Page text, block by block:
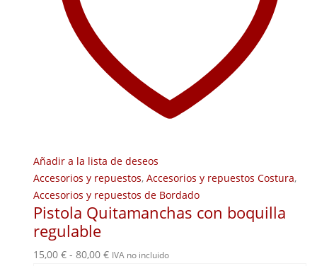
Añadir a la lista de deseos
Accesorios y repuestos, Accesorios y repuestos Costura,
Accesorios y repuestos de Bordado
Pistola Quitamanchas con boquilla
regulable
15,00 € - 80,00 €Rango
IVA no incluido